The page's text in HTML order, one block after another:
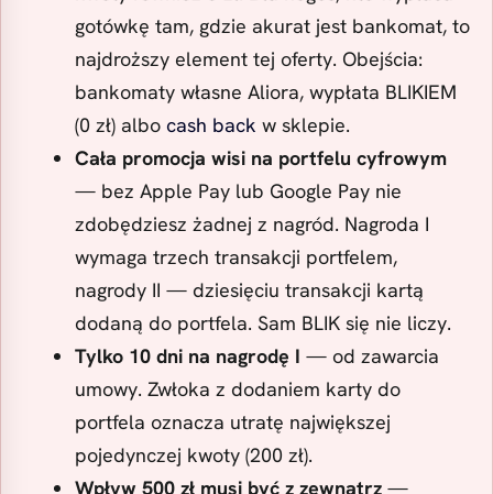
gotówkę tam, gdzie akurat jest bankomat, to
najdroższy element tej oferty. Obejścia:
bankomaty własne Aliora, wypłata BLIKIEM
(0 zł) albo cash back w sklepie.
Cała promocja wisi na portfelu cyfrowym
— bez Apple Pay lub Google Pay nie
zdobędziesz żadnej z nagród. Nagroda I
wymaga trzech transakcji portfelem,
nagrody II — dziesięciu transakcji kartą
dodaną do portfela. Sam BLIK się nie liczy.
Tylko 10 dni na nagrodę I — od zawarcia
umowy. Zwłoka z dodaniem karty do
portfela oznacza utratę największej
pojedynczej kwoty (200 zł).
Wpływ 500 zł musi być z zewnątrz —